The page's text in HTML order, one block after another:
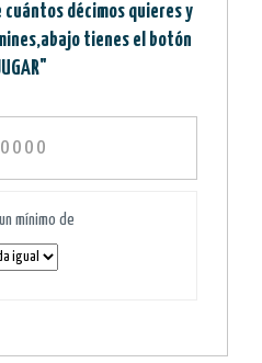
cuántos décimos quieres y
tienes el botón
mínimo de